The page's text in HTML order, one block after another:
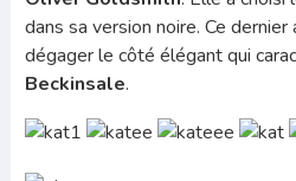
dans sa version noire. Ce
dégager le côté élégant qui
Beckinsale.